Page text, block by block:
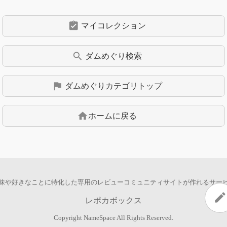
edit
assignment_turned_in マイコレクション
search ダムめぐり検索
flag ダムめぐり カテゴリトップ
homeホームに戻る
や好きなことに特化した専用のレビューコミュニティサイトが作れるサー
レポカボックス
Copyright NameSpaceAll Rights Reserved.